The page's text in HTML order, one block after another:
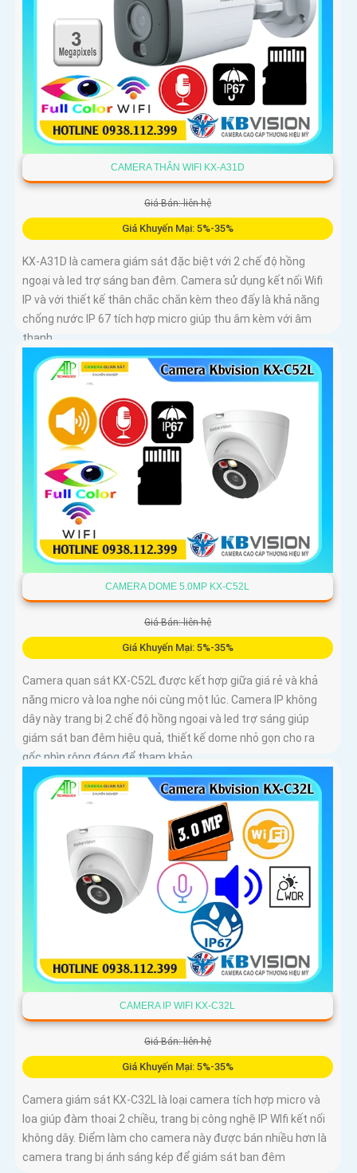
CAMERA THÂN WIFI KX-A31D
Giá Bán: liên hệ
Giá Khuyến Mại: 5%-35%
KX-A31D là camera giám sát đặc biệt với 2 chế độ hồng
ngoại và led trợ sáng ban đêm. Camera sử dụng kết nối Wifi
IP và với thiết kế thân chắc chắn kèm theo đấy là khả năng
chống nước IP 67 tích hợp micro giúp thu âm kèm với âm
thanh
CAMERA DOME 5.0MP KX-C52L
Giá Bán: liên hệ
Giá Khuyến Mại: 5%-35%
Camera quan sát KX-C52L được kết hợp giữa giá rẻ và khả
năng micro và loa nghe nói cùng một lúc. Camera IP không
dây này trang bị 2 chế độ hồng ngoại và led trợ sáng giúp
giám sát ban đêm hiệu quả, thiết kế dome nhỏ gọn cho ra
gốc nhìn rộng đáng để tham khảo
CAMERA IP WIFI KX-C32L
Giá Bán: liên hệ
Giá Khuyến Mại: 5%-35%
Camera giám sát KX-C32L là loại camera tích hợp micro và
loa giúp đàm thoại 2 chiều, trang bị công nghệ IP WIfi kết nối
không dây. Điểm làm cho camera này được bán nhiều hơn là
camera trang bị ánh sáng kép để giám sát ban đêm